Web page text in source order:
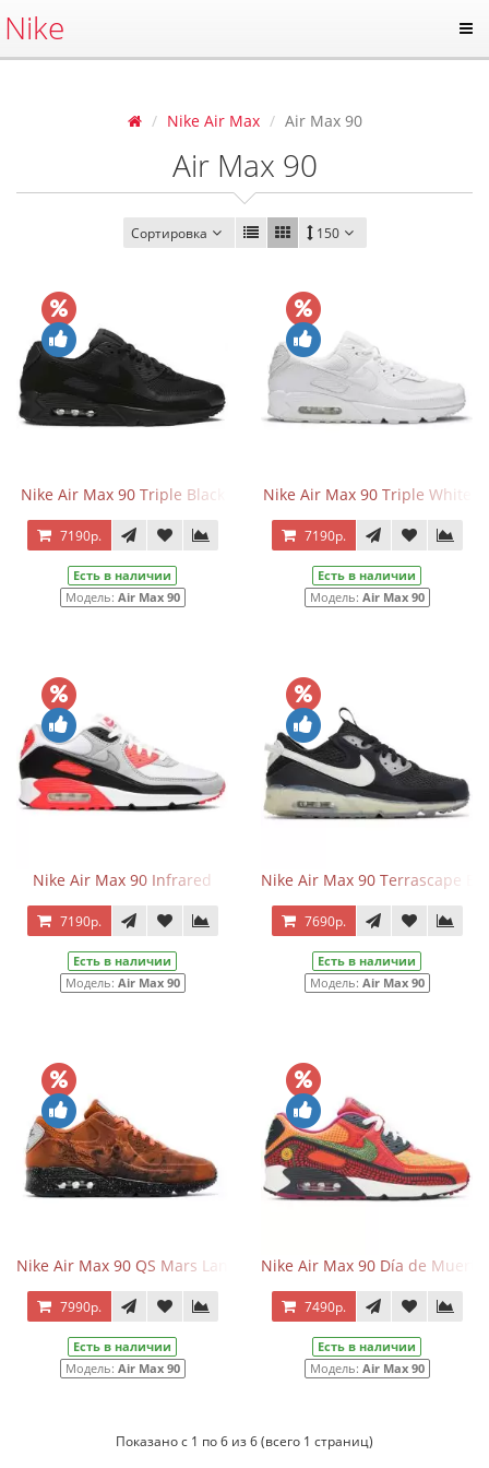
Nike
Nike Air Max Air Max 90
Air Max 90
Сортировка 150
Nike Air Max 90 Triple Black
7190р.
Есть в наличии
Модель: Air Max 90
Nike Air Max 90 Triple White
7190р.
Есть в наличии
Модель: Air Max 90
Nike Air Max 90 Infrared
7190р.
Есть в наличии
Модель: Air Max 90
Nike Air Max 90 Terrascape
7690р.
Есть в наличии
Модель: Air Max 90
Nike Air Max 90 QS Mars Landing
7990р.
Есть в наличии
Модель: Air Max 90
Nike Air Max 90 Día de
7490р.
Есть в наличии
Модель: Air Max 90
Показано с 1 по 6 из 6 (всего 1 страниц)